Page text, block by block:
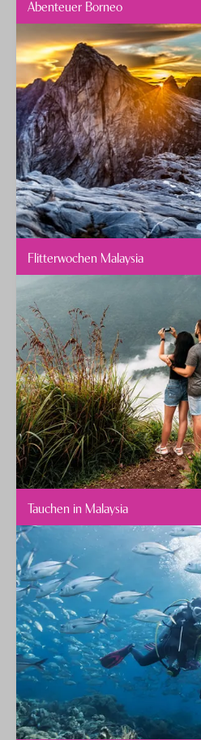
Abenteuer Borneo
Flitterwochen Malaysia
Tauchen in Malaysia